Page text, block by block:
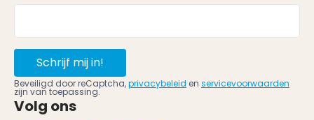
Schrijf mij in!
Beveiligd door reCaptcha,privacybeleid en servicevoorwaarden
zijn van toepassing.
Volg ons